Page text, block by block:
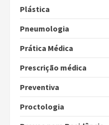
Plástica
Pneumologia
Prática Médica
Prescrição médica
Preventiva
Proctologia